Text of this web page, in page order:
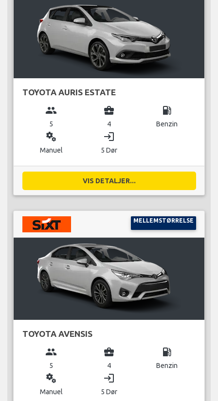
TOYOTA AURIS ESTATE
group
5
business_center
4
local_gas_station
Benzin
miscellaneous_services
Manuel
login
5 Dør
VIS DETALJER...
MELLEMSTØRRELSE
TOYOTA AVENSIS
group
5
business_center
4
local_gas_station
Benzin
miscellaneous_services
Manuel
login
5 Dør